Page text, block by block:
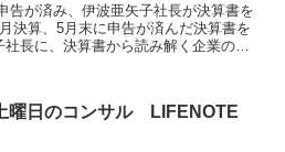
告が済み、伊波亜矢子社長が決算書を
曜日のコンサル LIFENOTE